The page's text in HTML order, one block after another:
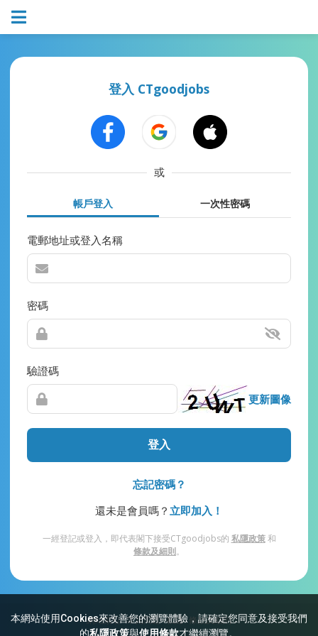
本網站使用Cookies來改善您的瀏覽體驗，請確定您同意及接受我們
的私隱政策與使用條款才繼續瀏覽。
登入 CTgoodjobs
或
帳戶登入 一次性密碼
電郵地址或登入名稱
密碼
驗證碼
更新圖像
登入
忘記密碼？
還未是會員嗎？ 立即加入！
一經登記或登入，即代表閣下接受CTgoodjobs的 私隱政策和
條款及細則。
網站索引 常見問題 私隱 條款及細則